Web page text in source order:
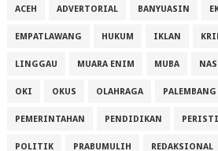
ACEH ADVERTORIAL BANYUASIN
EMPATLAWANG HUKUM IKLAN
LINGGAU MUARA ENIM MUBA
OKI OKUS OLAHRAGA PALEMBANG
PEMERINTAHAN PENDIDIKAN
POLITIK PRABUMULIH REDAKSIONAL